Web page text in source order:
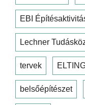
EBI
Lechner
tervek
belsőépítészet